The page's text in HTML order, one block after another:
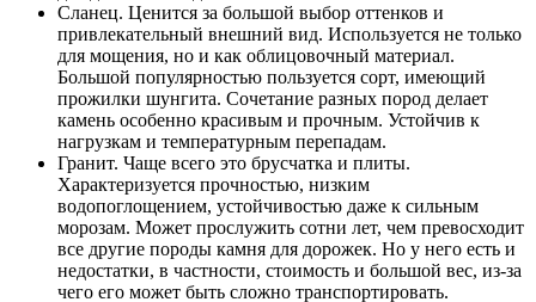
Сланец. Ценится за большой выбор оттенков и
привлекательный внешний вид. Используется не только
для мощения, но и как облицовочный материал.
Большой популярностью пользуется сорт, имеющий
прожилки шунгита. Сочетание разных пород делает
камень особенно красивым и прочным. Устойчив к
нагрузкам и температурным перепадам.
Гранит. Чаще всего это брусчатка и плиты.
Характеризуется прочностью, низким
водопоглощением, устойчивостью даже к сильным
морозам. Может прослужить сотни лет, чем превосходит
все другие породы камня для дорожек. Но у него есть и
недостатки, в частности, стоимость и большой вес, из-за
чего его может быть сложно транспортировать.